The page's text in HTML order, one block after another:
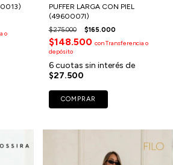
o
PUFFER LARGA CON PIEL
(4960007I)
$275.000 $165.000
$148.500 conTransferencia o
depósito
6 cuotas sin interés de
$27.500
COMPRAR